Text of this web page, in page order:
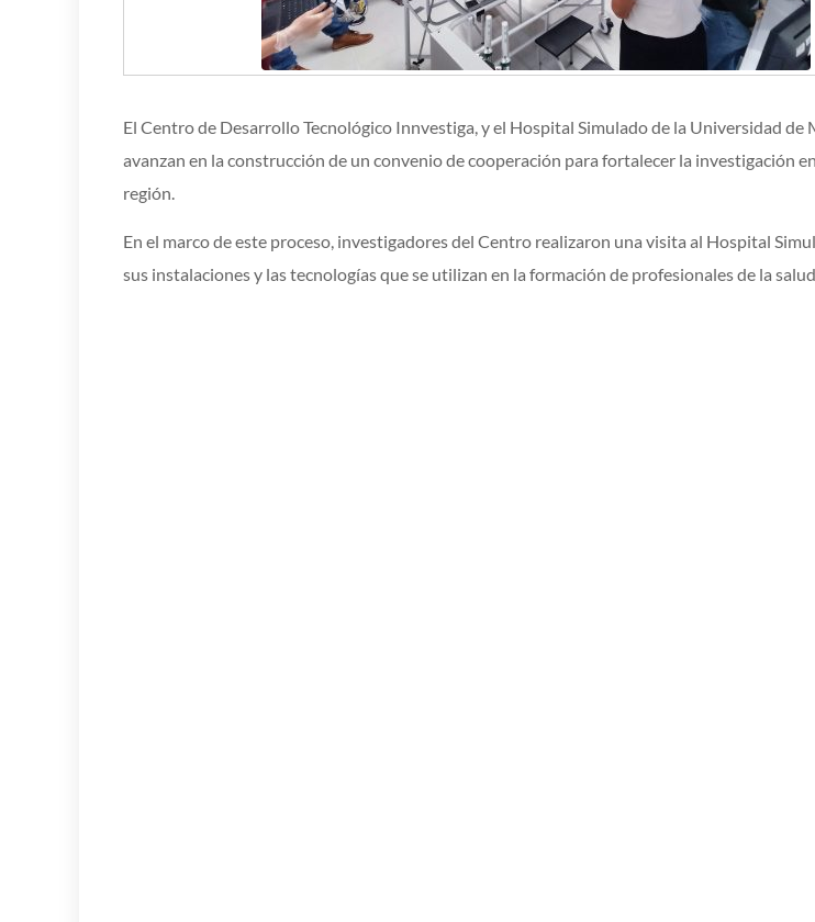
El Centro de Desarrollo Tecnológico Innvestiga, y el Hospital Simulado de la Universidad de
avanzan en la construcción de un convenio de cooperación para fortalecer la investigación
región.
En el marco de este proceso, investigadores del Centro realizaron una visita al Hospital
sus instalaciones y las tecnologías que se utilizan en la formación de profesionales de la